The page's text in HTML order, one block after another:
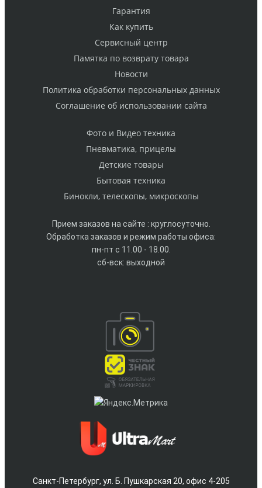
Гарантия
Как купить
Cервисный центр
Памятка по возврату товара
Новости
Политика обработки персональных данных
Cоглашение об использовании сайта
Фото и Видео техника
Пневматика, прицелы
Детские товары
Бытовая техника
Бинокли, телескопы, микроскопы
Прием заказов на сайте : круглосуточно.
Обработка заказов и режим работы офиса:
пн-пт с 11.00 - 18.00.
сб-вск: выходной
Санкт-Петербург, ул. Б. Пушкарская 20, офис 4-205